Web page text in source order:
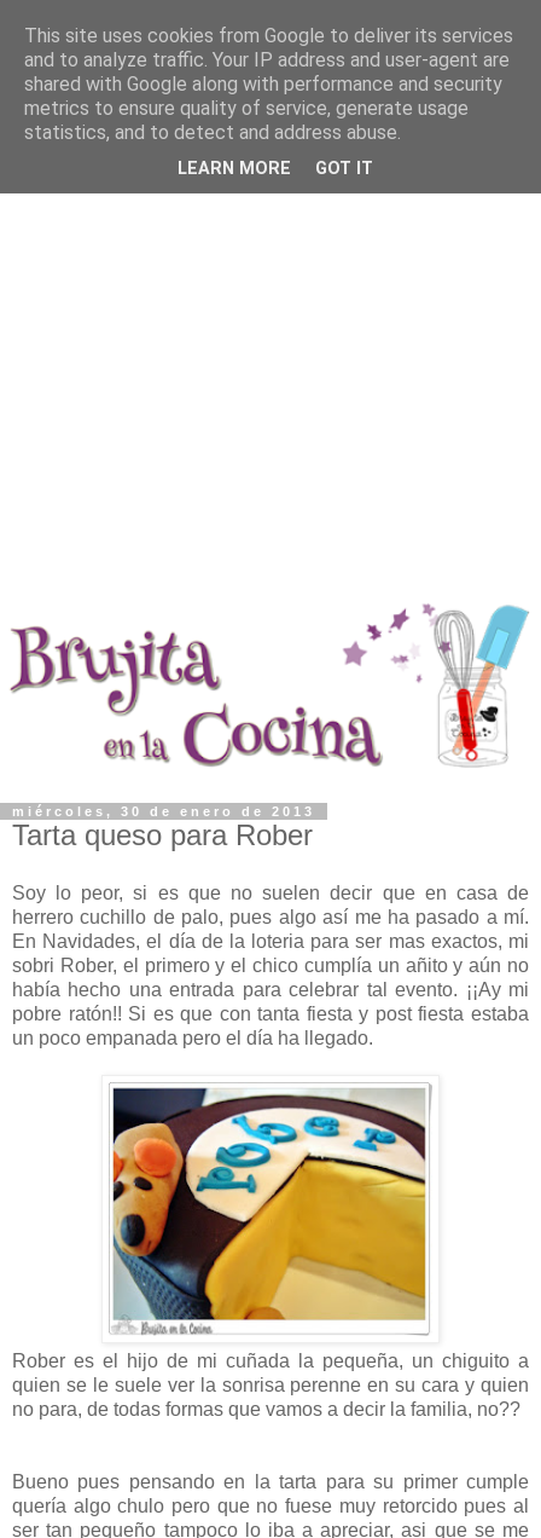
miércoles, 30 de enero de 2013
Tarta queso para Rober
Soy lo peor, si es que no suelen decir que en casa de
herrero cuchillo de palo, pues algo así me ha pasado a mí.
En Navidades, el día de la loteria para ser mas exactos, mi
sobri Rober, el primero y el chico cumplía un añito y aún no
había hecho una entrada para celebrar tal evento. ¡¡Ay mi
pobre ratón!! Si es que con tanta fiesta y post fiesta estaba
un poco empanada pero el día ha llegado.
Rober es el hijo de mi cuñada la pequeña, un chiguito a
quien se le suele ver la sonrisa perenne en su cara y quien
no para, de todas formas que vamos a decir la familia, no??
Bueno pues pensando en la tarta para su primer cumple
quería algo chulo pero que no fuese muy retorcido pues al
ser tan pequeño tampoco lo iba a apreciar, asi que se me
This site uses cookies from Google to deliver its services
and to analyze traffic. Your IP address and user-agent are
shared with Google along with performance and security
metrics to ensure quality of service, generate usage
statistics, and to detect and address abuse.
LEARN MORE GOT IT